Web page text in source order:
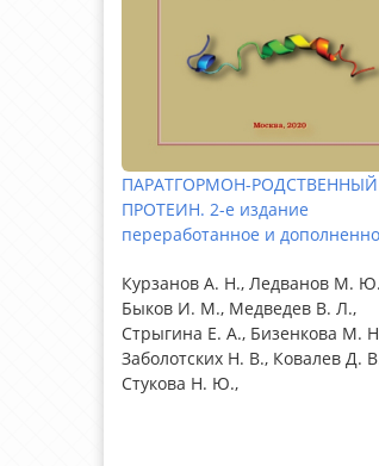
ПАРАТГОРМОН-РОДСТВЕННЫЙ
ПРОТЕИН. 2-е издание
переработанное и
Курзанов А. Н., Ледванов М.
Быков И. М., Медведев В. Л.,
Стрыгина Е. А., Бизенкова М.
Заболотских Н. В., Ковалев Д.
Стукова Н. Ю.,